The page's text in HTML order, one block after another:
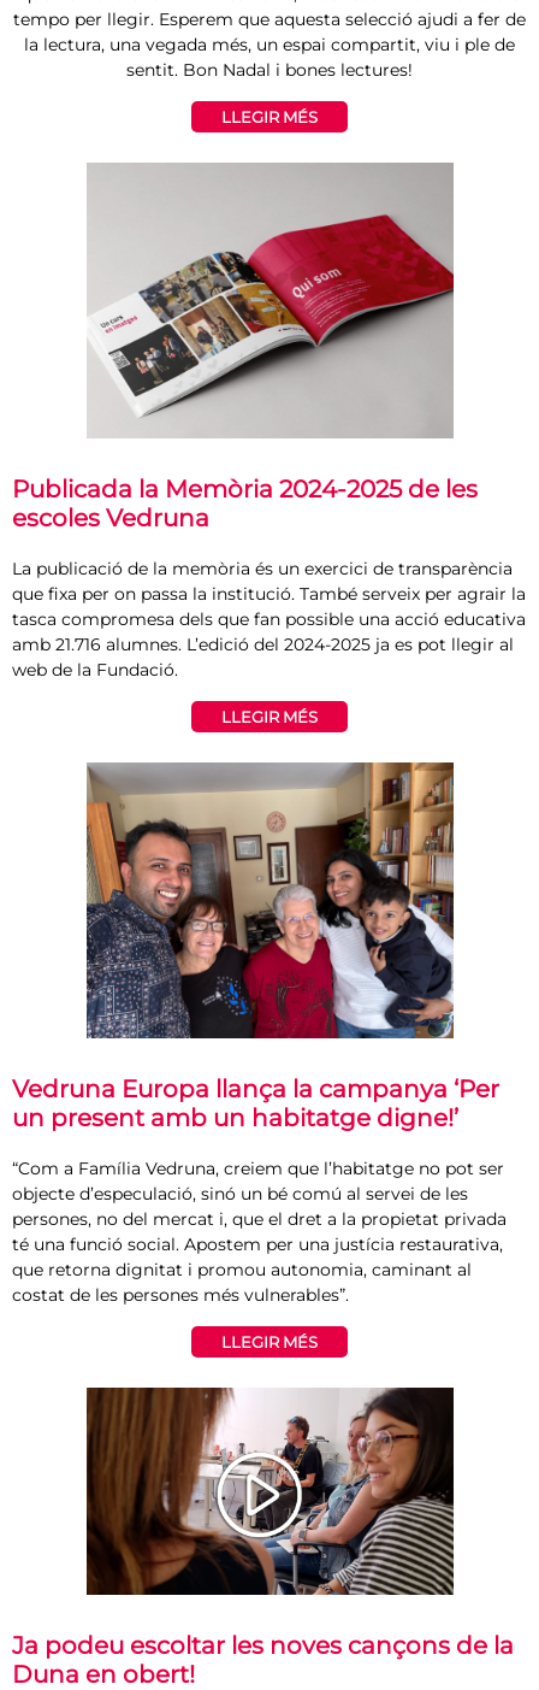
tempo per llegir. Esperem que aquesta selecció ajudi a fer de
la lectura, una vegada més, un espai compartit, viu i ple de
sentit. Bon Nadal i bones lectures!
LLEGIR MÉS
Publicada la Memòria 2024-2025 de les
escoles Vedruna
La publicació de la memòria és un exercici de transparència
que fixa per on passa la institució. També serveix per agrair la
tasca compromesa dels que fan possible una acció educativa
amb 21.716 alumnes. L’edició del 2024-2025 ja es pot llegir al
web de la Fundació.
LLEGIR MÉS
Vedruna Europa llança la campanya ‘Per
un present amb un habitatge digne!’
“Com a Família Vedruna, creiem que l’habitatge no pot ser
objecte d’especulació, sinó un bé comú al servei de les
persones, no del mercat i, que el dret a la propietat privada
té una funció social. Apostem per una justícia restaurativa,
que retorna dignitat i promou autonomia, caminant al
costat de les persones més vulnerables”.
LLEGIR MÉS
Ja podeu escoltar les noves cançons de la
Duna en obert!